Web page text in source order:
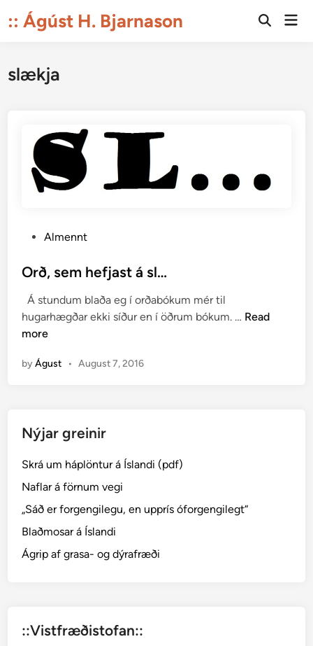
to:: Ágúst H. Bjarnason
Open
slækja
s
e
d
i
Almennt
Orð, sem hefjast á sl…
Á stundum blaða eg í orðabókum mér til
hugarhægðar ekki síður en í öðrum bókum. … O
s
Read
more
byÁgust • August 7, 2016
Nýjar greinir
Skrá um háplöntur á Íslandi (pdf)
Naflar á förnum vegi
„Sáð er forgengilegu, en upprís óforgengilegt“
Blaðmosar á Íslandi
Ágrip af grasa- og dýrafræði
::Vistfræðistofan::